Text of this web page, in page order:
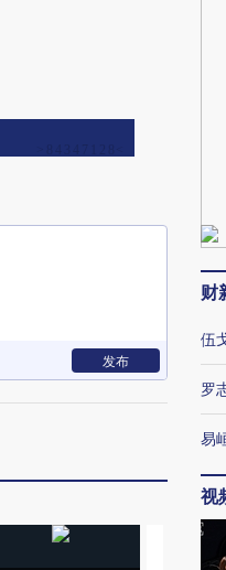
发布
财
伍
罗
易
视